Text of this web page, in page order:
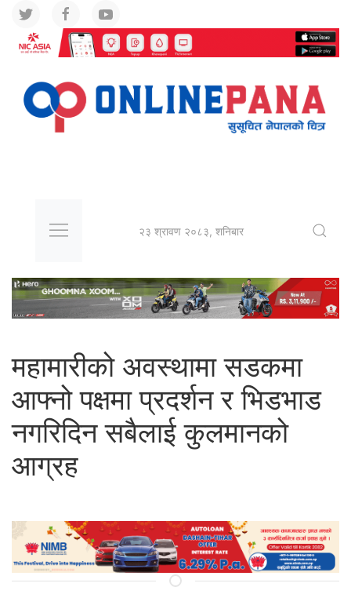
२३ श्रावण २०८३, शनिबार
महामारीको अवस्थामा सडकमा
आफ्नो पक्षमा प्रदर्शन र भिडभाड
नगरिदिन सबैलाई कुलमानको
आग्रह